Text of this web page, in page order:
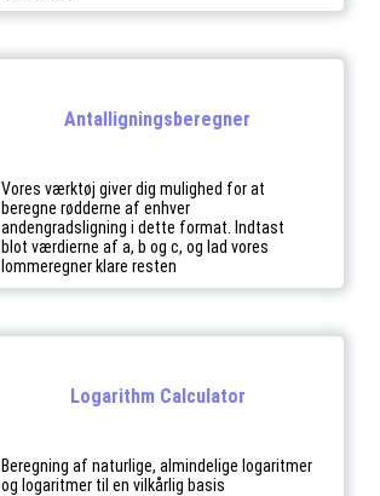
Antalligningsberegner
Vores værktøj giver dig mulighed for at
beregne rødderne af enhver
andengradsligning i dette format. Indtast
blot værdierne af a, b og c, og lad vores
lommeregner klare resten
Logarithm Calculator
Beregning af naturlige, almindelige logaritmer
og logaritmer til en vilkårlig basis